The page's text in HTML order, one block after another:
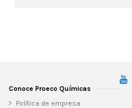
Conoce Proeco Químicas
Política de empresa